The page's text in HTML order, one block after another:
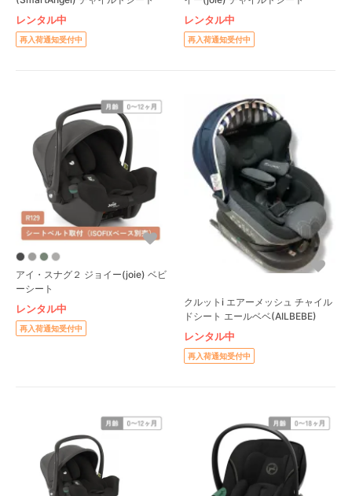
レンタル中
再入荷通知受付中
レンタル中
再入荷通知受付中
アイ・スナグ２ ジョイー(joie) ベビ
ーシート
レンタル中
再入荷通知受付中
クルットi エアーメッシュ チャイル
ドシート エールベベ(AILBEBE)
レンタル中
再入荷通知受付中